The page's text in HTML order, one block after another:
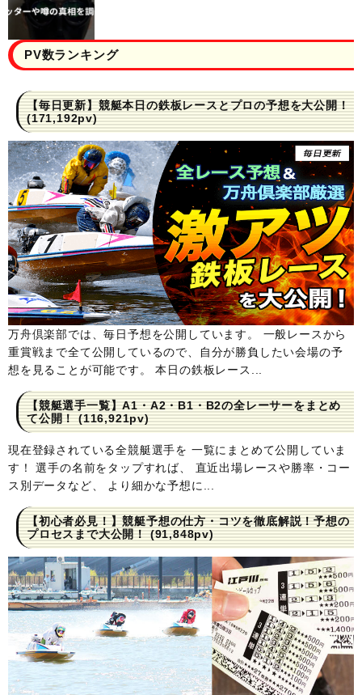
PV数ランキング
【毎日更新】競艇本日の鉄板レースとプロの予想を大公開！
(171,192pv)
万舟倶楽部では、毎日予想を公開しています。 一般レースから
重賞戦まで全て公開しているので、自分が勝負したい会場の予
想を見ることが可能です。 本日の鉄板レース...
【競艇選手一覧】A1・A2・B1・B2の全レーサーをまとめ
て公開！(116,921pv)
現在登録されている全競艇選手を 一覧にまとめて公開していま
す！ 選手の名前をタップすれば、 直近出場レースや勝率・コー
ス別データなど、 より細かな予想に...
【初心者必見！】競艇予想の仕方・コツを徹底解説！予想の
プロセスまで大公開！(91,848pv)